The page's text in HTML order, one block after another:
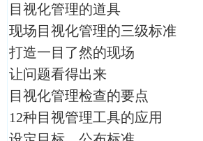
目视化管理的道具
现场目视化管理的三级标准
打造一目了然的现场
让问题看得出来
目视化管理检查的要点
12种目视管理工具的应用